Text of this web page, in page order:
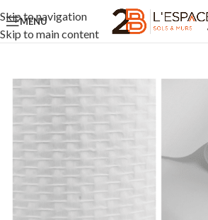
Skip to navigation
Skip to main content
MENU